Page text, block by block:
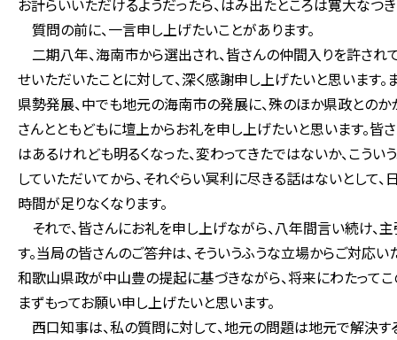
お計らいいただけるようだったら、はみ出たところは寛大なつ
質問の前に、一言申し上げたいことがあります。
二期八年、海南市から選出され、皆さんの仲間入りを許され
せいただいたことに対して、深く感謝申し上げたいと思います
県勢発展、中でも地元の海南市の発展に、殊のほか県政との
さんとともどもに壇上からお礼を申し上げたいと思います。皆
はあるけれども明るくなった、変わってきたではないか、こうい
していただいてから、それぐらい冥利に尽きる話はないとして
時間が足りなくなります。
それで、皆さんにお礼を申し上げながら、八年間言い続け
す。当局の皆さんのご答弁は、そういうふうな立場からご対応
和歌山県政が中山豊の提起に基づきながら、将来にわたって
まずもってお願い申し上げたいと思います。
西口知事は、私の質問に対して、地元の問題は地元で解決す